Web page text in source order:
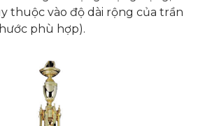
thuộc vào độ dài rộng của trần
phù hợp).